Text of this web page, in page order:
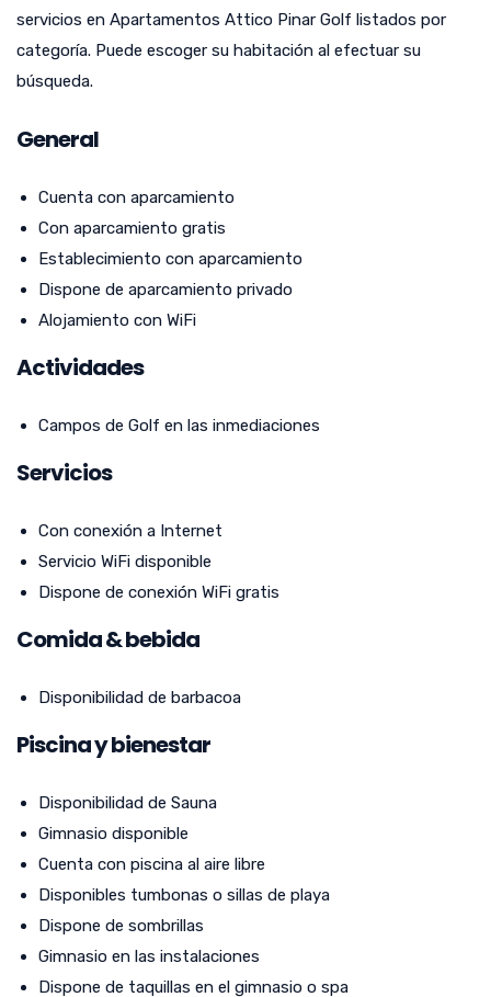
servicios en Apartamentos Attico Pinar Golf listados por
categoría. Puede escoger su habitación al efectuar su
búsqueda.
General
Cuenta con aparcamiento
Con aparcamiento gratis
Establecimiento con aparcamiento
Dispone de aparcamiento privado
Alojamiento con WiFi
Actividades
Campos de Golf en las inmediaciones
Servicios
Con conexión a Internet
Servicio WiFi disponible
Dispone de conexión WiFi gratis
Comida & bebida
Disponibilidad de barbacoa
Piscina y bienestar
Disponibilidad de Sauna
Gimnasio disponible
Cuenta con piscina al aire libre
Disponibles tumbonas o sillas de playa
Dispone de sombrillas
Gimnasio en las instalaciones
Dispone de taquillas en el gimnasio o spa